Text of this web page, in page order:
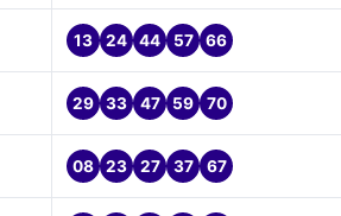
13 24 44 57 66
29 33 47 59 70
08 23 27 37 67